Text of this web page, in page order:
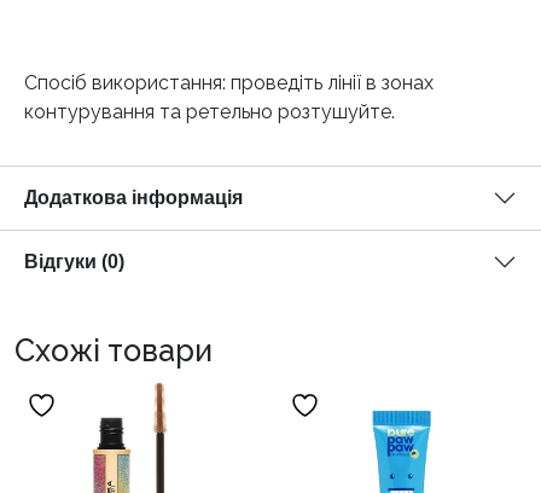
Спосіб використання: проведіть лінії в зонах
контурування та ретельно розтушуйте.
Додаткова інформація
Відгуки (0)
Схожі товари